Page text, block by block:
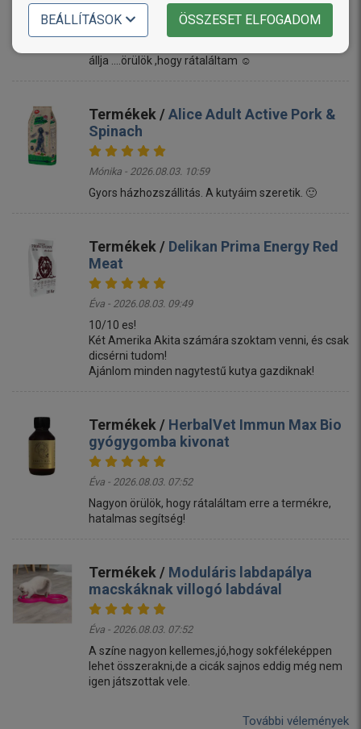
Linda - 2026.08.03. 11:17
állja ....örülök ,hogy rátaláltam ☺️
Termékek /Alice Adult Active Pork &
Spinach
Mónika - 2026.08.03. 10:59
Gyors házhozszállitás. A kutyáim szeretik. 🙂
Termékek / Delikan Prima Energy Red
Meat
Éva - 2026.08.03. 09:49
10/10 es!
Két Amerika Akita számára szoktam venni, és csak
dicsérni tudom!
Ajánlom minden nagytestű kutya gazdiknak!
Termékek / HerbalVet Immun Max Bio
gyógygomba kivonat
Éva - 2026.08.03. 07:52
Nagyon örülök, hogy rátaláltam erre a termékre,
hatalmas segítség!
Termékek / Moduláris labdapálya
macskáknak villogó labdával
Éva - 2026.08.03. 07:52
A színe nagyon kellemes,jó,hogy sokféleképpen
lehet összerakni,de a cicák sajnos eddig még nem
igen játszottak vele.
További vélemények
BEÁLLÍTÁSOK ÖSSZESET ELFOGADOM